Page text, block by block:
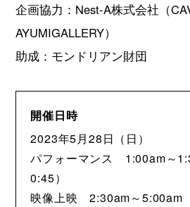
企画協力：Nest-A株式会社（
AYUMIGALLERY）
助成：モンドリアン財団
開催日時
2023年5月28日（日）
パフォーマンス 1:00am～
0:45）
映像上映 2:30am～5:00am